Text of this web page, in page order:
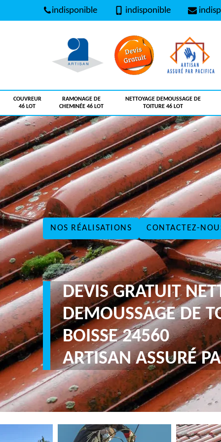
indisponible indisponible
COUVREUR
46 LOT
RAMONAGE DE
CHEMINÉE 46 LOT
NETTOYAGE DEMOUSSAGE DE
TOITURE 46 LOT
NOS RÉALISATIONS CONTACTEZ-
DEVIS GRATUIT
DEMOUSSAGE DE
BOISSE 24560
ARTISAN ASSURÉ